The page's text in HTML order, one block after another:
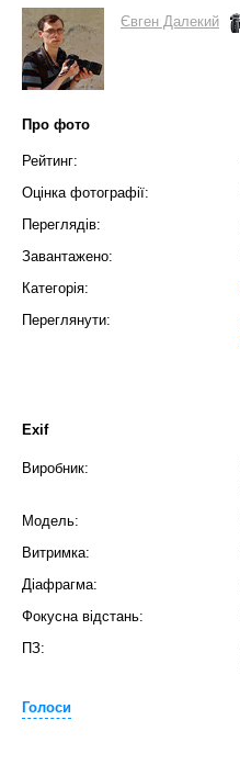
Євген Далекий
Про фото
Рейтинг:
Оцінка фотографії:
Переглядів:
Завантажено:
Категорія:
Переглянути:
Exif
Виробник:
Модель:
Витримка:
Діафрагма:
Фокусна відстань:
ПЗ:
Голоси